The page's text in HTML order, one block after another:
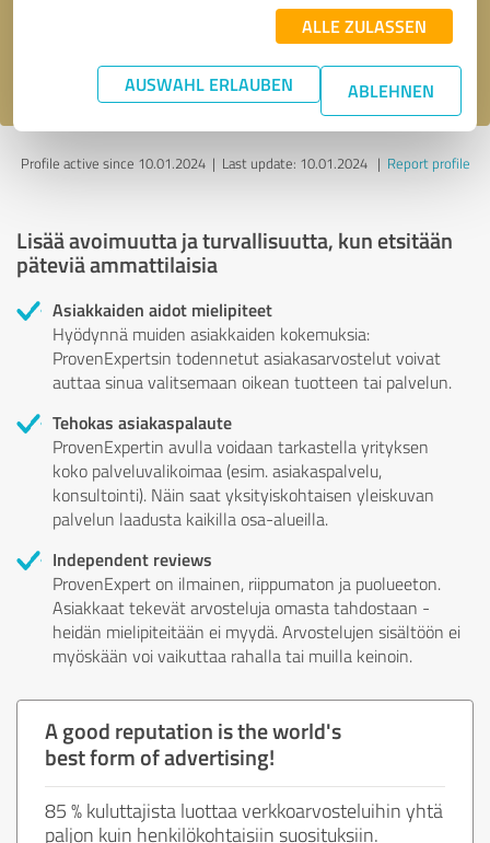
ALLE ZULASSEN
AUSWAHL ERLAUBEN ABLEHNEN
Send message
tietosuojakäytännön.
Profile active since 10.01.2024 | Last update: 10.01.2024| Report profile
Lisää avoimuutta ja turvallisuutta, kun etsitään
päteviä ammattilaisia
Asiakkaiden aidot mielipiteet
Hyödynnä muiden asiakkaiden kokemuksia:
ProvenExpertsin todennetut asiakasarvostelut voivat
auttaa sinua valitsemaan oikean tuotteen tai palvelun.
Tehokas asiakaspalaute
ProvenExpertin avulla voidaan tarkastella yrityksen
koko palveluvalikoimaa (esim. asiakaspalvelu,
konsultointi). Näin saat yksityiskohtaisen yleiskuvan
palvelun laadusta kaikilla osa-alueilla.
Independent reviews
ProvenExpert on ilmainen, riippumaton ja puolueeton.
Asiakkaat tekevät arvosteluja omasta tahdostaan -
heidän mielipiteitään ei myydä. Arvostelujen sisältöön ei
myöskään voi vaikuttaa rahalla tai muilla keinoin.
A good reputation is the world's
best form of advertising!
85 % kuluttajista luottaa verkkoarvosteluihin yhtä
paljon kuin henkilökohtaisiin suosituksiin.